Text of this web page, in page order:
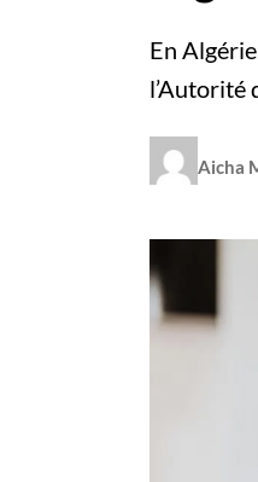
En
l’Autorité
Aicha